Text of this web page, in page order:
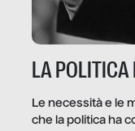
LA POLITICA
Le necessità e le
che la politica ha